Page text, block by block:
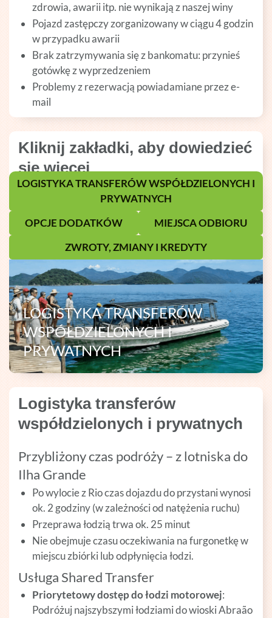
zdrowia, awarii itp. nie wynikają z naszej winy
Pojazd zastępczy zorganizowany w ciągu 4 godzin
w przypadku awarii
Brak zatrzymywania się z bankomatu: przynieś
gotówkę z wyprzedzeniem
Problemy z rezerwacją powiadamiane przez e-
mail
Kliknij zakładki, aby dowiedzieć
się więcej
LOGISTYKA TRANSFERÓW WSPÓŁDZIELONYCH I
PRYWATNYCH
OPCJE DODATKÓW
MIEJSCA ODBIORU
ZWROTY, ZMIANY I KREDYTY
LOGISTYKA TRANSFERÓW
WSPÓŁDZIELONYCH I
PRYWATNYCH
Logistyka transferów
współdzielonych i prywatnych
Przybliżony czas podróży – z lotniska do
Ilha Grande
Po wylocie z Rio czas dojazdu do przystani wynosi
ok. 2 godziny (w zależności od natężenia ruchu)
Przeprawa łodzią trwa ok. 25 minut
Nie obejmuje czasu oczekiwania na furgonetkę w
miejscu zbiórki lub odpłynięcia łodzi.
Usługa Shared Transfer
Priorytetowy dostęp do łodzi motorowej:
Podróżuj najszybszymi łodziami do wioski Abraão